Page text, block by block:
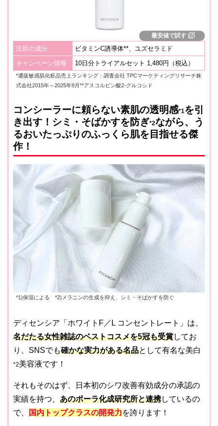
最安値で試す
注目の成分
ビタミンC誘導体**、ユズセラミド
キャンペーン情報
10日分トライアルセット 1,480円（税込）
*通販敏感肌化粧品売上ランキング：調査会社 TPCマーケティングリサーチ株
式会社2015年～2025年9月**アスコルビン酸2-グルコシド
コンシーラーに頼らない素肌の透明感*1を引
き出す！シミ・そばかすを防ぎ*2ながら、う
るおいたっぷりのふっくら肌を目指せる傑
作！
*1)保湿による *2)メラニンの生成を抑え、シミ・そばかすを防ぐ
ディセンシア「ホワイトF／L コンセントレート」は、
名だたる女性雑誌のベストコスメを5冠も受賞してお
り、SNSでも確かな実力がある名品として有名な美白
*2美容液です！
それもそのはず、日本初のシワ改善有効成分の承認の
実績を持つ、 あのポーラ化成研究所と連携しているの
で、
国内トップクラスの開発力を誇ります！